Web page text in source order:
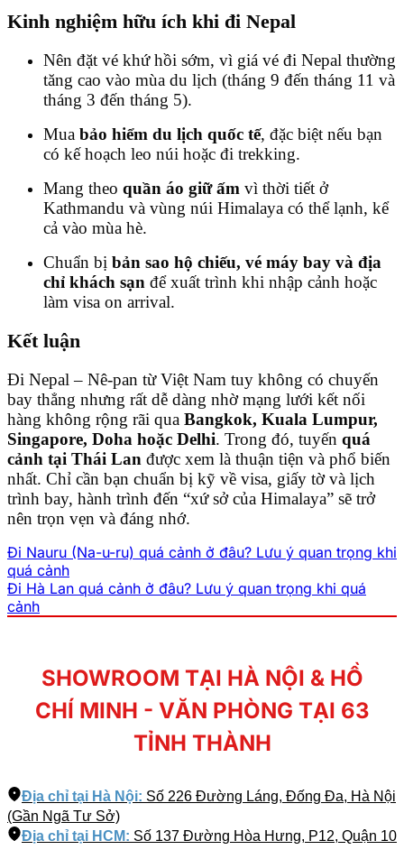
Kinh nghiệm hữu ích khi đi Nepal
Nên đặt vé khứ hồi sớm, vì giá vé đi Nepal thường
tăng cao vào mùa du lịch (tháng 9 đến tháng 11 và
tháng 3 đến tháng 5).
Mua bảo hiểm du lịch quốc tế, đặc biệt nếu bạn
có kế hoạch leo núi hoặc đi trekking.
Mang theo quần áo giữ ấm vì thời tiết ở
Kathmandu và vùng núi Himalaya có thể lạnh, kể
cả vào mùa hè.
Chuẩn bị bản sao hộ chiếu, vé máy bay và địa
chỉ khách sạn để xuất trình khi nhập cảnh hoặc
làm visa on arrival.
Kết luận
Đi Nepal – Nê-pan từ Việt Nam tuy không có chuyến
bay thẳng nhưng rất dễ dàng nhờ mạng lưới kết nối
hàng không rộng rãi qua Bangkok, Kuala Lumpur,
Singapore, Doha hoặc Delhi. Trong đó, tuyến quá
cảnh tại Thái Lan được xem là thuận tiện và phổ biến
nhất. Chỉ cần bạn chuẩn bị kỹ về visa, giấy tờ và lịch
trình bay, hành trình đến “xứ sở của Himalaya” sẽ trở
nên trọn vẹn và đáng nhớ.
Đi Nauru (Na-u-ru) quá cảnh ở đâu? Lưu ý quan trọng khi
quá cảnh
Đi Hà Lan quá cảnh ở đâu? Lưu ý quan trọng khi quá
cảnh
SHOWROOM TẠI HÀ NỘI & HỒ
CHÍ MINH - VĂN PHÒNG TẠI 63
TỈNH THÀNH
Địa chỉ tại Hà Nội: Số 226 Đường Láng, Đống Đa, Hà Nội
(Gần Ngã Tư Sở)
Địa chỉ tại HCM: Số 137 Đường Hòa Hưng, P12, Quận 10